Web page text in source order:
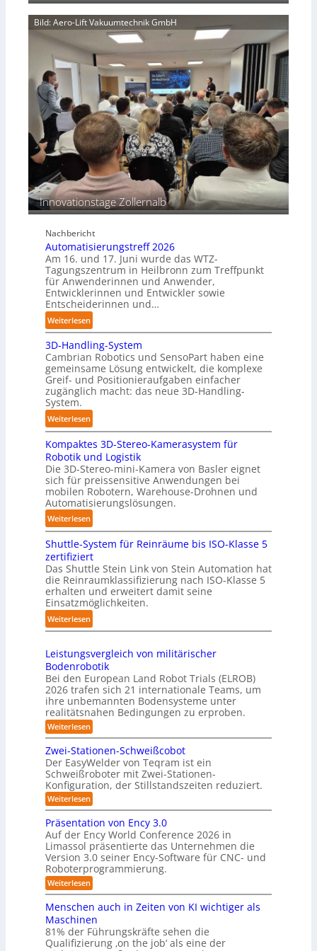
u
n
g
s
c
h
i
n
e
p
e
r
o
b
o
t
t
k
r
r
o
i
o
n
s
s
t
ä
i
g
e
P
o
l
y
m
e
r
l
a
g
e
r
f
ü
r
T
a
u
h
r
o
b
o
t
e
Bild: Aero-Lift Vakuumtechnik GmbH
Innovationstage Zollernalb
Nachbericht
Automatisierungstreff 2026
Am 16. und 17. Juni wurde das WTZ-
Tagungszentrum in Heilbronn zum Treffpunkt
für Anwenderinnen und Anwender,
Entwicklerinnen und Entwickler sowie
Entscheiderinnen und…
Weiterlesen:
A
u
t
o
m
t
i
s
i
e
r
u
n
g
s
t
r
e
f
f
2
0
6
3D-Handling-System
Cambrian Robotics und SensoPart haben eine
gemeinsame Lösung entwickelt, die komplexe
Greif- und Positionieraufgaben einfacher
zugänglich macht: das neue 3D-Handling-
System.
Weiterlesen:
3
D
-
H
a
n
d
l
n
g
-
S
y
s
t
m
Kompaktes 3D-Stereo-Kamerasystem für
Robotik und Logistik
Die 3D-Stereo-mini-Kamera von Basler eignet
sich für preissensitive Anwendungen bei
mobilen Robotern, Warehouse-Drohnen und
Automatisierungslösungen.
Weiterlesen:
K
o
m
p
a
k
t
e
3
D
-
S
t
e
r
e
o
-
K
a
m
e
r
a
s
y
s
t
e
m
f
Shuttle-System für Reinräume bis ISO-Klasse 5
zertifiziert
Das Shuttle Stein Link von Stein Automation hat
die Reinraumklassifizierung nach ISO-Klasse 5
erhalten und erweitert damit seine
Einsatzmöglichkeiten.
Weiterlesen:
S
u
t
t
l
e
-
S
y
s
t
e
m
f
ü
r
R
e
i
r
ä
u
Leistungsvergleich von militärischer
Bodenrobotik
Bei den European Land Robot Trials (ELROB)
2026 trafen sich 21 internationale Teams, um
ihre unbemannten Bodensysteme unter
realitätsnahen Bedingungen zu erproben.
Weiterlesen:
L
e
i
s
t
u
n
g
v
e
r
g
l
e
i
c
h
v
o
n
m
Zwei-Stationen-Schweißcobot
Der EasyWelder von Teqram ist ein
Schweißroboter mit Zwei-Stationen-
Konfiguration, der Stillstandszeiten reduziert.
Weiterlesen:
Z
w
e
i
-
S
t
a
t
i
o
n
e
n
-
Präsentation von Ency 3.0
Auf der Ency World Conference 2026 in
Limassol präsentierte das Unternehmen die
Version 3.0 seiner Ency-Software für CNC- und
Roboterprogrammierung.
Weiterlesen:
P
ä
s
e
n
Menschen auch in Zeiten von KI wichtiger als
Maschinen
81% der Führungskräfte sehen die
Qualifizierung ‚on the job‘ als eine der